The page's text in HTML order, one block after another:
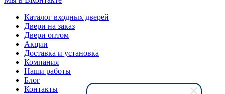
Каталог входных дверей
Двери на заказ
Двери оптом
Акции
Доставка и установка
Компания
Наши работы
Блог
Контакты